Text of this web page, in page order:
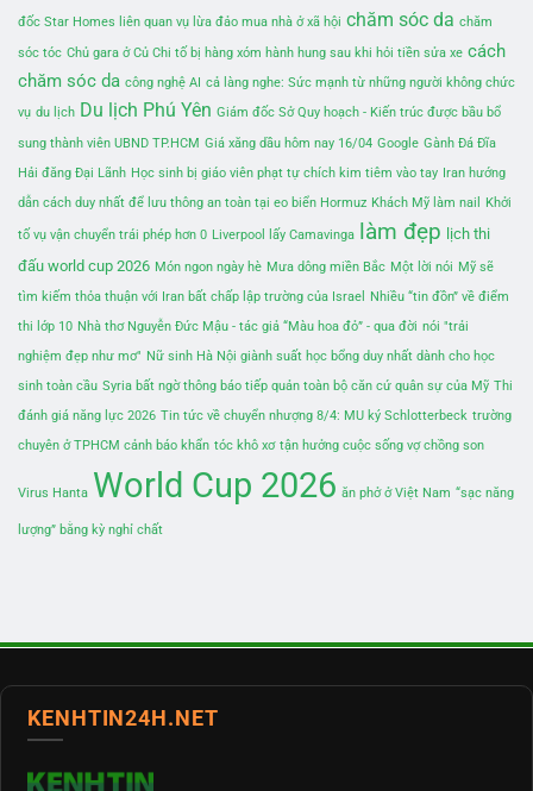
đốc Star Homes liên quan vụ lừa đảo mua nhà ở xã hội chăm sóc da chăm
sóc tóc Chủ gara ở Củ Chi tố bị hàng xóm hành hung sau khi hỏi tiền sửa xe cách
chăm sóc da công nghệ AI cả làng nghe: Sức mạnh từ những người không chức
vụ du lịch Du lịch Phú Yên Giám đốc Sở Quy hoạch - Kiến trúc được bầu bổ
sung thành viên UBND TP.HCM Giá xăng dầu hôm nay 16/04 Google Gành Đá Đĩa
Hải đăng Đại Lãnh Học sinh bị giáo viên phạt tự chích kim tiêm vào tay Iran hướng
dẫn cách duy nhất để lưu thông an toàn tại eo biển Hormuz Khách Mỹ làm nail Khởi
tố vụ vận chuyển trái phép hơn 0 Liverpool lấy Camavinga làm đẹp lịch thi
đấu world cup 2026 Món ngon ngày hè Mưa dông miền Bắc Một lời nói Mỹ sẽ
tìm kiếm thỏa thuận với Iran bất chấp lập trường của Israel
Nhiều “tin đồn” về điểm
thi lớp 10 Nhà thơ Nguyễn Đức Mậu - tác giả “Màu hoa đỏ” - qua đời nói "trải
nghiệm đẹp như mơ" Nữ sinh Hà Nội giành suất học bổng duy nhất dành cho học
sinh toàn cầu Syria bất ngờ thông báo tiếp quản toàn bộ căn cứ quân sự của Mỹ Thi
đánh giá năng lực 2026 Tin tức về chuyển nhượng 8/4: MU ký Schlotterbeck trường
chuyên ở TPHCM cảnh báo khẩn tóc khô xơ tận hưởng cuộc sống vợ chồng son
Virus Hanta World Cup 2026 ăn phở ở Việt Nam “sạc năng
lượng” bằng kỳ nghỉ chất
KENHTIN24H.NET